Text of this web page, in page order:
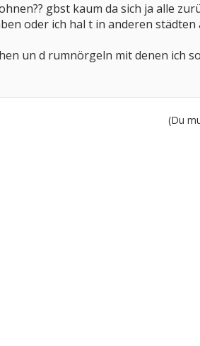
gbst kaum da sich ja alle
oder ich hal t in anderen
un d rumnörgeln mit denen ich
(Du